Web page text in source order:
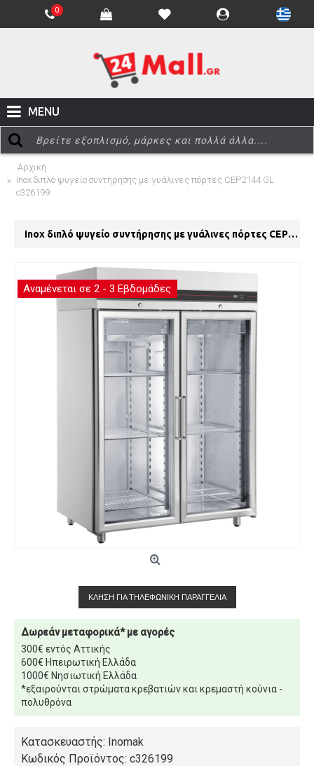
0
MENU
Αρχική
Inox διπλό ψυγείο συντήρησης με γυάλινες πόρτες CEP2144 GL
c326199
Inox διπλό ψυγείο συντήρησης με γυάλινες πόρτες CEP2144 GL c326199
Αναμένεται σε 2 - 3 Εβδομάδες
ΚΛΉΣΗ ΓΙΑ ΤΗΛΕΦΩΝΙΚΉ ΠΑΡΑΓΓΕΛΊΑ
Δωρεάν μεταφορικά* με αγορές
300€ εντός Αττικής
600€ Ηπειρωτική Ελλάδα
1000€ Νησιωτική Ελλάδα
*εξαιρούνται στρώματα κρεβατιών και κρεμαστή κούνια -
πολυθρόνα
Κατασκευαστής: Inomak
Κωδικός Προϊόντος: c326199